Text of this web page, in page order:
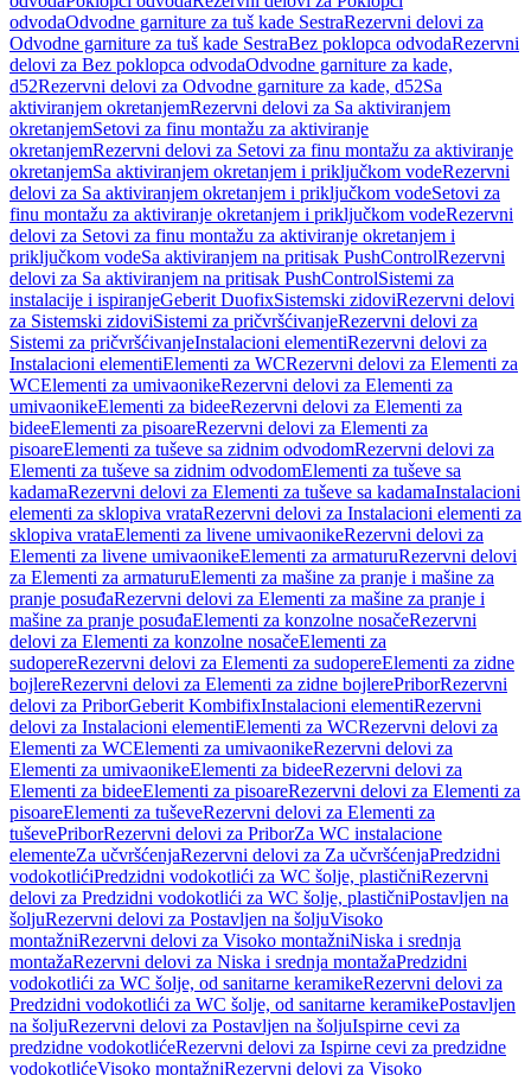
odvodaOdvodne garniture za tuš kade SestraRezervni delovi za
Odvodne garniture za tuš kade SestraBez poklopca odvodaRezervni
delovi za Bez poklopca odvodaOdvodne garniture za kade,
d52Rezervni delovi za Odvodne garniture za kade, d52Sa
aktiviranjem okretanjemRezervni delovi za Sa aktiviranjem
okretanjemSetovi za finu montažu za aktiviranje
okretanjemRezervni delovi za Setovi za finu montažu za aktiviranje
okretanjemSa aktiviranjem okretanjem i priključkom vodeRezervni
delovi za Sa aktiviranjem okretanjem i priključkom vodeSetovi za
finu montažu za aktiviranje okretanjem i priključkom vodeRezervni
delovi za Setovi za finu montažu za aktiviranje okretanjem i
priključkom vodeSa aktiviranjem na pritisak PushControlRezervni
delovi za Sa aktiviranjem na pritisak PushControlSistemi za
instalacije i ispiranjeGeberit DuofixSistemski zidoviRezervni delovi
za Sistemski zidoviSistemi za pričvršćivanjeRezervni delovi za
Sistemi za pričvršćivanjeInstalacioni elementiRezervni delovi za
Instalacioni elementiElementi za WCRezervni delovi za Elementi za
WCElementi za umivaonikeRezervni delovi za Elementi za
umivaonikeElementi za bideeRezervni delovi za Elementi za
bideeElementi za pisoareRezervni delovi za Elementi za
pisoareElementi za tuševe sa zidnim odvodomRezervni delovi za
Elementi za tuševe sa zidnim odvodomElementi za tuševe sa
kadamaRezervni delovi za Elementi za tuševe sa kadamaInstalacioni
elementi za sklopiva vrataRezervni delovi za Instalacioni elementi za
sklopiva vrataElementi za livene umivaonikeRezervni delovi za
Elementi za livene umivaonikeElementi za armaturuRezervni delovi
za Elementi za armaturuElementi za mašine za pranje i mašine za
pranje posuđaRezervni delovi za Elementi za mašine za pranje i
mašine za pranje posuđaElementi za konzolne nosačeRezervni
delovi za Elementi za konzolne nosačeElementi za
sudopereRezervni delovi za Elementi za sudopereElementi za zidne
bojlereRezervni delovi za Elementi za zidne bojlerePriborRezervni
delovi za PriborGeberit KombifixInstalacioni elementiRezervni
delovi za Instalacioni elementiElementi za WCRezervni delovi za
Elementi za WCElementi za umivaonikeRezervni delovi za
Elementi za umivaonikeElementi za bideeRezervni delovi za
Elementi za bideeElementi za pisoareRezervni delovi za Elementi za
pisoareElementi za tuševeRezervni delovi za Elementi za
tuševePriborRezervni delovi za PriborZa WC instalacione
elementeZa učvršćenjaRezervni delovi za Za učvršćenjaPredzidni
vodokotlićiPredzidni vodokotlići za WC šolje, plastičniRezervni
delovi za Predzidni vodokotlići za WC šolje, plastičniPostavljen na
šoljuRezervni delovi za Postavljen na šoljuVisoko
montažniRezervni delovi za Visoko montažniNiska i srednja
montažaRezervni delovi za Niska i srednja montažaPredzidni
vodokotlići za WC šolje, od sanitarne keramikeRezervni delovi za
Predzidni vodokotlići za WC šolje, od sanitarne keramikePostavljen
na šoljuRezervni delovi za Postavljen na šoljuIspirne cevi za
predzidne vodokotlićeRezervni delovi za Ispirne cevi za predzidne
vodokotlićeVisoko montažniRezervni delovi za Visoko